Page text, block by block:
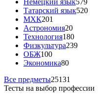
Немецкий язык579
Татарский язык520
МХК201
Астрономия20
Технология180
Физкультура239
ОБЖ100
Экономика80
Все предметы25131
Тесты на выбор профессии